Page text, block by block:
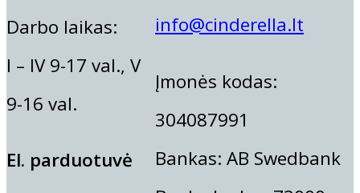
Kamilė Gaižiūtė
Vilma Šilanskienė
Ruthie Belle
Darbo laikas:
I – IV 9-17 val., V
9-16 val.
El. parduotuvė
info@cinderella.lt
Įmonės kodas:
304087991
Bankas: AB Swedbank